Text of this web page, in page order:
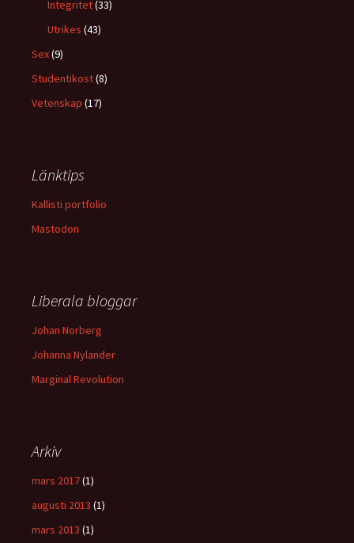
Integritet(33)
Utrikes (43)
Sex(9)
Studentikost(8)
Vetenskap (17)
Länktips
Kallisti portfolio
Mastodon
Liberala bloggar
Johan Norberg
Johanna Nylander
Marginal Revolution
Arkiv
mars 2017(1)
augusti 2013 (1)
mars 2013 (1)